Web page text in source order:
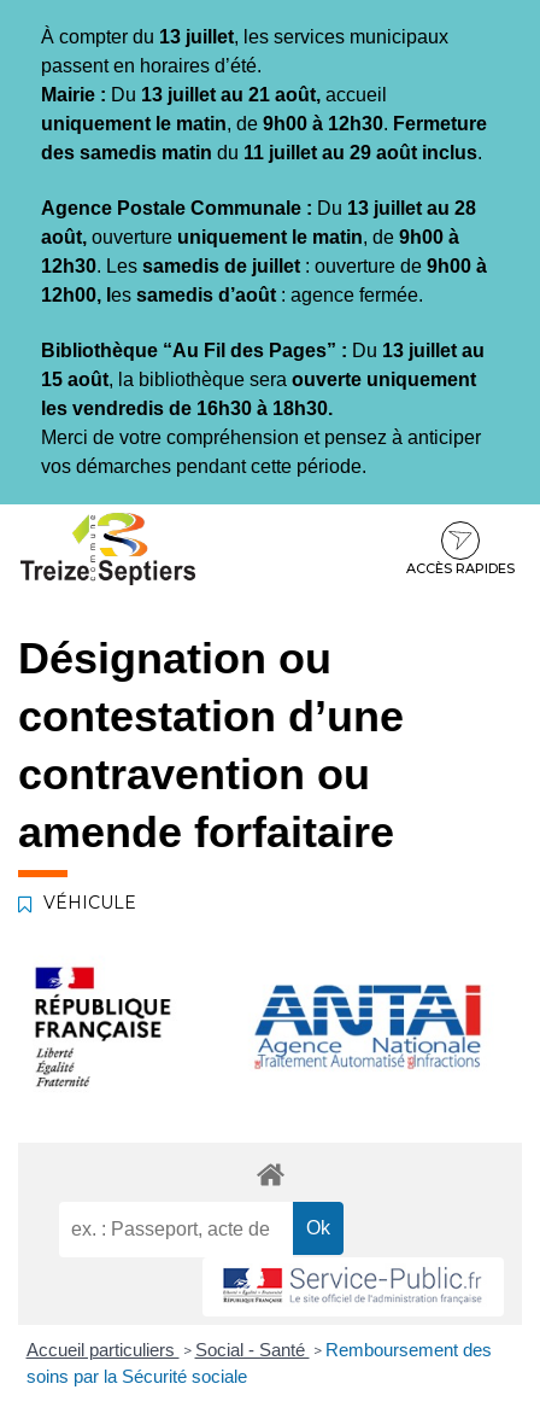
À compter du 13 juillet, les services municipaux
passent en horaires d’été.
Mairie : Du 13 juillet au 21 août, accueil
uniquement le matin, de 9h00 à 12h30. Fermeture
des samedis matin du 11 juillet au 29 août inclus.
Agence Postale Communale : Du 13 juillet au 28
août, ouverture uniquement le matin, de 9h00 à
12h30. Les samedis de juillet : ouverture de 9h00 à
12h00, l es samedis d’août : agence fermée.
Bibliothèque “Au Fil des Pages” : Du 13 juillet au
15 août, la bibliothèque sera ouverte uniquement
les vendredis de 16h30 à 18h30.
Merci de votre compréhension et pensez à anticiper
vos démarches pendant cette période.
contenu
pied
ACCÈS RAPIDES
Désignation ou
contestation d’une
contravention ou
amende forfaitaire
VÉHICULE
Accueil particuliers > Social - Santé > Remboursement des
soins par la Sécurité sociale